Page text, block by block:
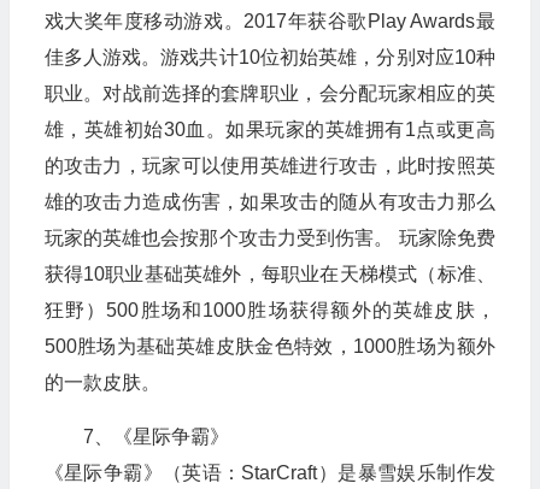
戏大奖年度移动游戏。2017年获谷歌Play Awards最
佳多人游戏。游戏共计10位初始英雄，分别对应10种
职业。对战前选择的套牌职业，会分配玩家相应的英
雄，英雄初始30血。如果玩家的英雄拥有1点或更高
的攻击力，玩家可以使用英雄进行攻击，此时按照英
雄的攻击力造成伤害，如果攻击的随从有攻击力那么
玩家的英雄也会按那个攻击力受到伤害。 玩家除免费
获得10职业基础英雄外，每职业在天梯模式（标准、
狂野）500胜场和1000胜场获得额外的英雄皮肤，
500胜场为基础英雄皮肤金色特效，1000胜场为额外
的一款皮肤。
7、《星际争霸》
《星际争霸》（英语：StarCraft）是暴雪娱乐制作发